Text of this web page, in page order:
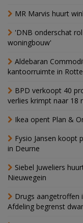
MR Marvis huurt
'DNB onderschat
woningbouw'
Aldebaran
kantoorruimte in
BPD verkoopt 40
verlies krimpt naar 18
Ikea opent Plan &
Fysio Jansen koopt
in Deurne
Siebel Juweliers
Nieuwegein
Drugs aangetroffen
Afdeling begrenst